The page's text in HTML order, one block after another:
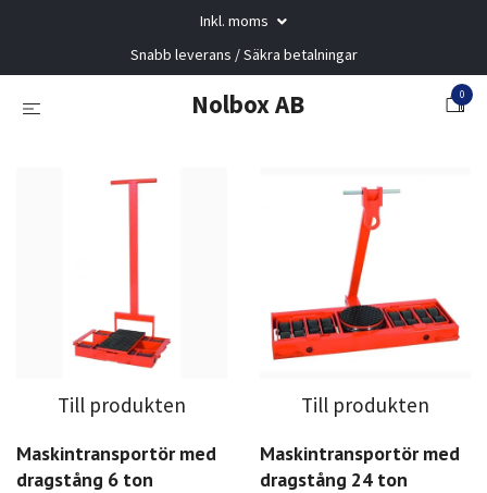
Inkl. moms
Snabb leverans / Säkra betalningar
Nolbox AB 0
Till produkten
Maskintransportör med
dragstång 6 ton
Till produkten
Maskintransportör med
dragstång 24 ton